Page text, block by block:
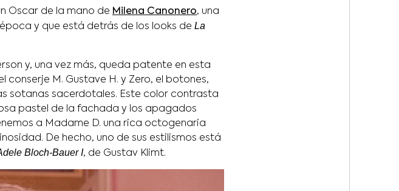
Oscar de la mano de Milena Canonero, una
y que está detrás de los looks de La
y, una vez más, queda patente en esta
conserje M. Gustave H. y Zero, el botones,
sotanas sacerdotales. Este color contrasta
pastel de la fachada y los apagados
a Madame D. una rica octogenaria
De hecho, uno de sus estilismos está
Bloch-Bauer I, de Gustav Klimt.